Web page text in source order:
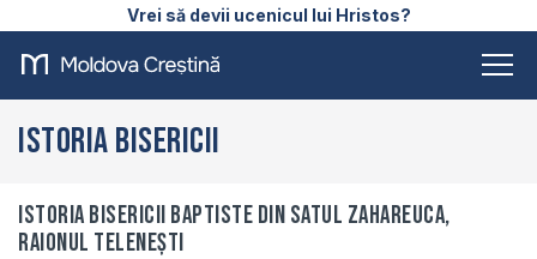
Vrei să devii ucenicul lui Hristos?
Istoria Bisericii
Istoria bisericii baptiste din satul Zahareuca,
raionul Telenești